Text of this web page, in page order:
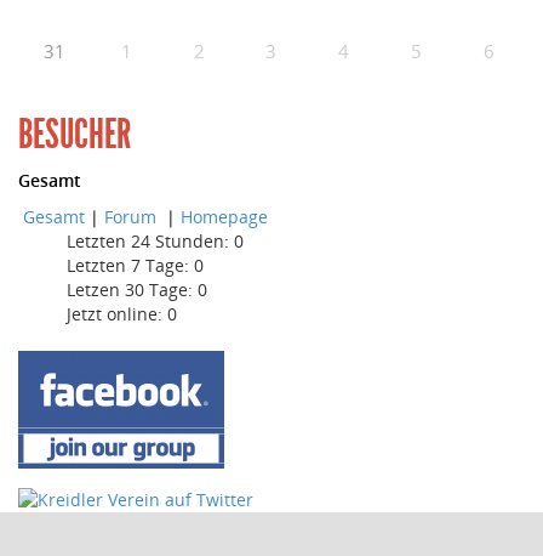
31 1 2 3 4 5 6
BESUCHER
Gesamt
Gesamt | Forum | Homepage
Letzten 24 Stunden: 0
Letzten 7 Tage: 0
Letzen 30 Tage: 0
Jetzt online: 0